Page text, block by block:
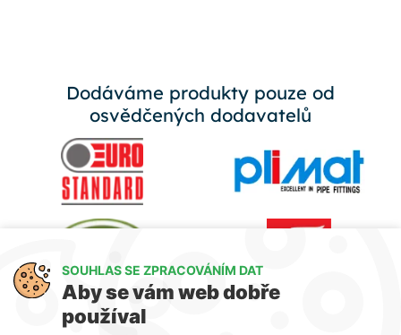
Dodáváme produkty pouze od
osvědčených dodavatelů
SOUHLAS SE ZPRACOVÁNÍM DAT
Aby se vám web dobře
používal